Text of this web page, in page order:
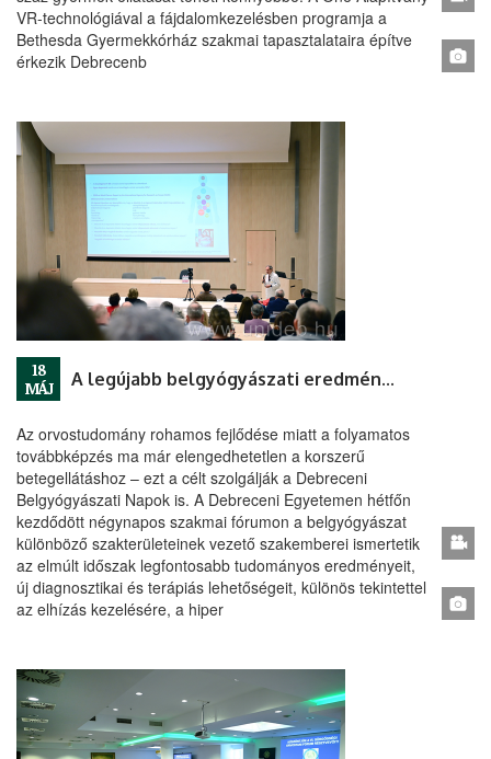
VR-technológiával a fájdalomkezelésben programja a
Bethesda Gyermekkórház szakmai tapasztalataira építve
érkezik Debrecenb
18
MÁJ
A legújabb belgyógyászati eredményeket mutatják be Debrecenben
Az orvostudomány rohamos fejlődése miatt a folyamatos
továbbképzés ma már elengedhetetlen a korszerű
betegellátáshoz – ezt a célt szolgálják a Debreceni
Belgyógyászati Napok is. A Debreceni Egyetemen hétfőn
kezdődött négynapos szakmai fórumon a belgyógyászat
különböző szakterületeinek vezető szakemberei ismertetik
az elmúlt időszak legfontosabb tudományos eredményeit,
új diagnosztikai és terápiás lehetőségeit, különös tekintettel
az elhízás kezelésére, a hiper